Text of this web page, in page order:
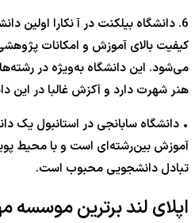
6. دانشگاه بیلکنت در آ نکارا اولین
کیفیت بالای آموزش و امکانات
می‌شود. این دانشگاه به‌ویژه در
هنر شهرت دارد و آکزش غالبا در این
• دانشگاه سابانجی در استانبول یک
آموزش بین‌رشته‌ای است و با محیط
تبادل دانشجویی محبوب است.
اپلای لند برترین